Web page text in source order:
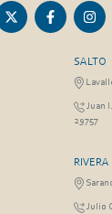
SALTO
Juan
29757
RIVERA
Julio